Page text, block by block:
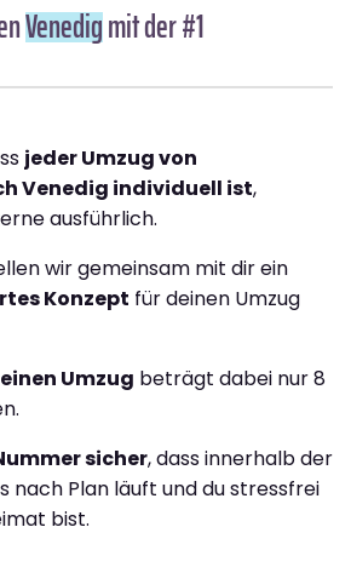
Venedigmit der #1
jeder Umzug von
Venedig individuell ist,
ausführlich.
wir gemeinsam mit dir ein
Konzept für deinen Umzug
Umzug beträgt dabei nur 8
sicher, dass innerhalb der
nach Plan läuft und du stressfrei
bist.